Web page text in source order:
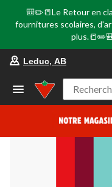
🎒✏️📒Le Retour en
fournitures scolaires,
Leduc, AB